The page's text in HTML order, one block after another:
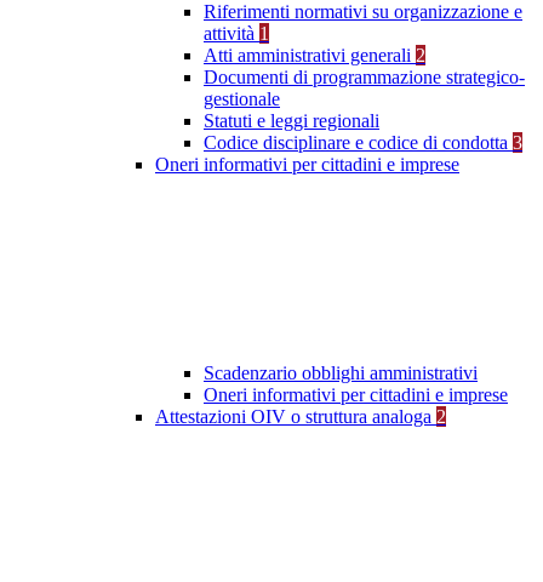
Riferimenti normativi su organizzazione e
attività 1
Atti amministrativi generali 2
Documenti di programmazione strategico-
gestionale
Statuti e leggi regionali
Codice disciplinare e codice di condotta 3
Oneri informativi per cittadini e imprese
Scadenzario obblighi amministrativi
Oneri informativi per cittadini e imprese
Attestazioni OIV o struttura analoga 2